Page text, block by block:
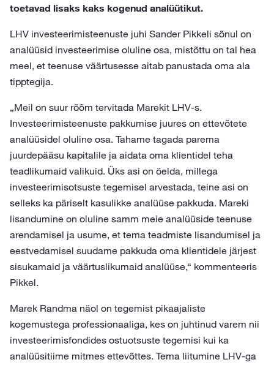
toetavad lisaks kaks kogenud analüütikut.
LHV investeerimisteenuste juhi Sander Pikkeli sõnul on
analüüsid investeerimise oluline osa, mistõttu on tal hea
meel, et teenuse väärtusesse aitab panustada oma ala
tipptegija.
„Meil on suur rõõm tervitada Marekit LHV-s.
Investeerimisteenuste pakkumise juures on ettevõtete
analüüsidel oluline osa. Tahame tagada parema
juurdepääsu kapitalile ja aidata oma klientidel teha
teadlikumaid valikuid. Üks asi on öelda, millega
investeerimisotsuste tegemisel arvestada, teine asi on
selleks ka päriselt kasulikke analüüse pakkuda. Mareki
lisandumine on oluline samm meie analüüside teenuse
arendamisel ja usume, et tema teadmiste lisandumisel ja
eestvedamisel suudame pakkuda oma klientidele järjest
sisukamaid ja väärtuslikumaid analüüse,“ kommenteeris
Pikkel.
Marek Randma näol on tegemist pikaajaliste
kogemustega professionaaliga, kes on juhtinud varem nii
investeerimisfondides ostuotsuste tegemisi kui ka
analüüsitiime mitmes ettevõttes. Tema liitumine LHV-ga